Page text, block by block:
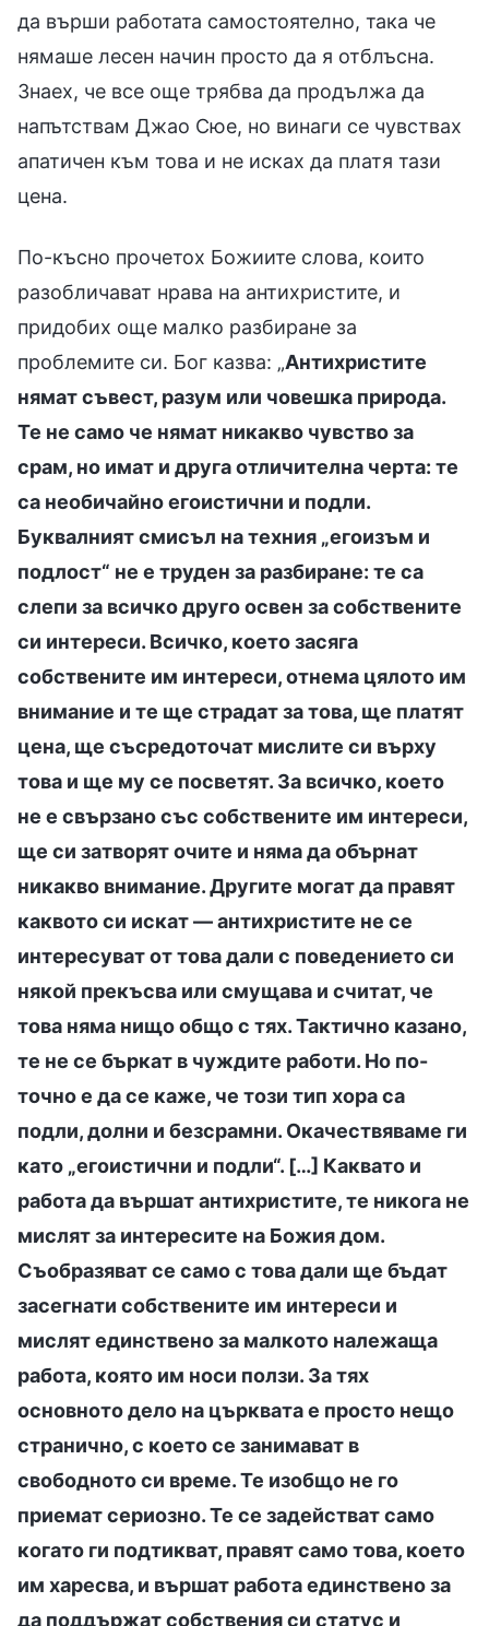
да върши работата самостоятелно, така че
нямаше лесен начин просто да я отблъсна.
Знаех, че все още трябва да продължа да
напътствам Джао Сюе, но винаги се чувствах
апатичен към това и не исках да платя тази
цена.
По-късно прочетох Божиите слова, които
разобличават нрава на антихристите, и
придобих още малко разбиране за
проблемите си. Бог казва: „Антихристите
нямат съвест, разум или човешка природа.
Те не само че нямат никакво чувство за
срам, но имат и друга отличителна черта: те
са необичайно егоистични и подли.
Буквалният смисъл на техния „егоизъм и
подлост“ не е труден за разбиране: те са
слепи за всичко друго освен за собствените
си интереси. Всичко, което засяга
собствените им интереси, отнема цялото им
внимание и те ще страдат за това, ще платят
цена, ще съсредоточат мислите си върху
това и ще му се посветят. За всичко, което
не е свързано със собствените им интереси,
ще си затворят очите и няма да обърнат
никакво внимание. Другите могат да правят
каквото си искат — антихристите не се
интересуват от това дали с поведението си
някой прекъсва или смущава и считат, че
това няма нищо общо с тях. Тактично казано,
те не се бъркат в чуждите работи. Но по-
точно е да се каже, че този тип хора са
подли, долни и безсрамни. Окачествяваме ги
като „егоистични и подли“. […] Каквато и
работа да вършат антихристите, те никога не
мислят за интересите на Божия дом.
Съобразяват се само с това дали ще бъдат
засегнати собствените им интереси и
мислят единствено за малкото належаща
работа, която им носи ползи. За тях
основното дело на църквата е просто нещо
странично, с което се занимават в
свободното си време. Те изобщо не го
приемат сериозно. Те се задействат само
когато ги подтикват, правят само това, което
им харесва, и вършат работа единствено за
да поддържат собствения си статус и